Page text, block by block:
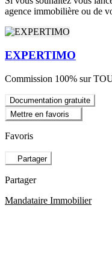
agence immobilière ou de
EXPERTIMO
Commission 100% sur
Documentation gratuite
Mettre en favoris
Favoris
Partager
Partager
Mandataire Immobilier